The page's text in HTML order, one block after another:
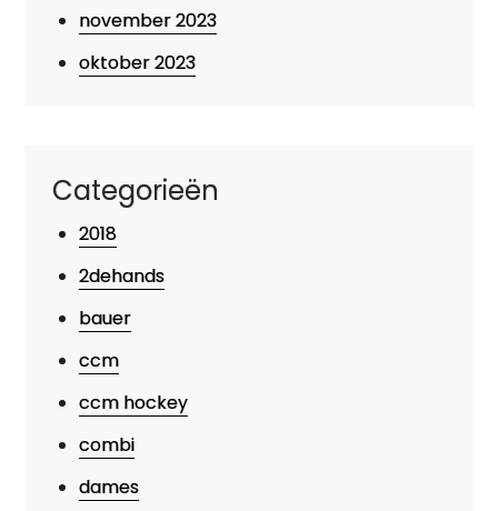
november 2023
oktober 2023
Categorieën
2018
2dehands
bauer
ccm
ccm hockey
combi
dames